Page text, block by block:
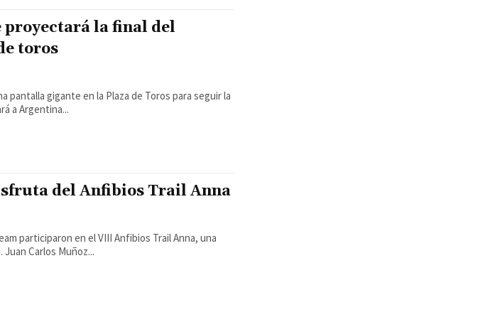
la final del
toros
pantalla gigante en la Plaza de Toros para seguir la
a Argentina...
del Anfibios Trail Anna
participaron en el VIII Anfibios Trail Anna, una
Juan Carlos Muñoz...